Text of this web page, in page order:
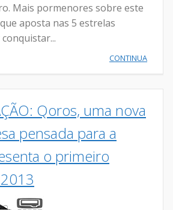
Mais pormenores sobre este
aposta nas 5 estrelas
CONTINUA
Qoros, uma nova
pensada para a
o primeiro